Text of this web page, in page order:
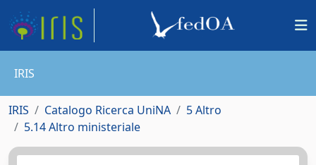
IRIS
IRIS Catalogo Ricerca UniNA
5 Altro
5.14 Altro ministeriale